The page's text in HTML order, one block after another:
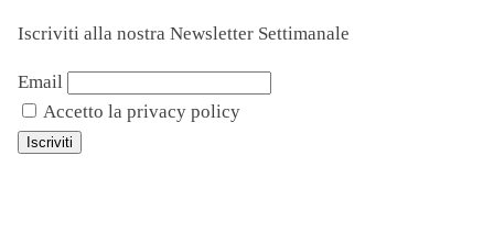
Iscriviti alla nostra Newsletter Settimanale
Email
Accetto la privacy policy